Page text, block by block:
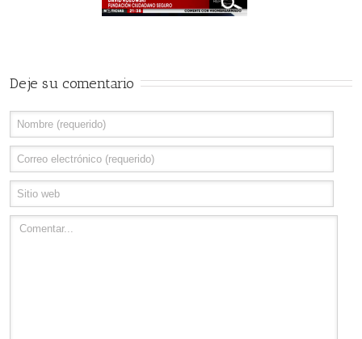
Deje su comentario